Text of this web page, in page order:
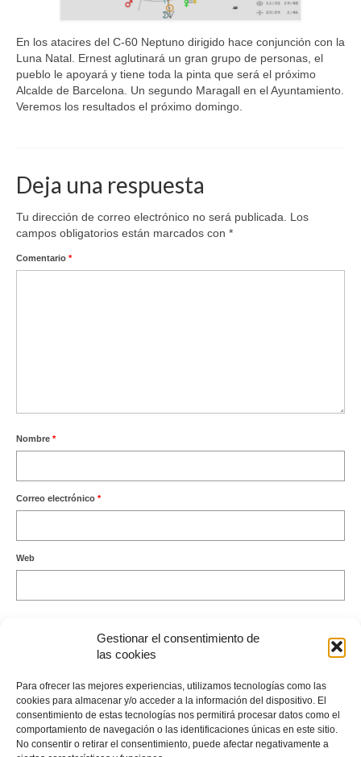
Gestionar el consentimiento de
las cookies
Para ofrecer las mejores experiencias, utilizamos tecnologías como las
cookies para almacenar y/o acceder a la información del dispositivo. El
consentimiento de estas tecnologías nos permitirá procesar datos como el
comportamiento de navegación o las identificaciones únicas en este sitio.
No consentir o retirar el consentimiento, puede afectar negativamente a
En los atacires del C-60 Neptuno dirigido hace conjunción con la
Luna Natal. Ernest aglutinará un gran grupo de personas, el
pueblo le apoyará y tiene toda la pinta que será el próximo
Alcalde de Barcelona. Un segundo Maragall en el Ayuntamiento.
Veremos los resultados el próximo domingo.
Deja una respuesta
Tu dirección de correo electrónico no será publicada.
Los
campos obligatorios están marcados con *
Comentario *
Nombre *
Correo electrónico *
Web
procesan los datos de tus comentarios.